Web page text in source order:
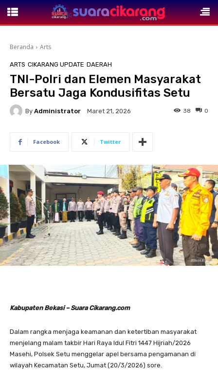
Beranda Arts
ARTS CIKARANG UPDATE DAERAH
TNI-Polri dan Elemen Masyarakat
Bersatu Jaga Kondusifitas Setu
By Administrator Maret 21, 2026 0
38
Facebook Twitter
Kabupaten Bekasi – Suara Cikarang.com
Dalam rangka menjaga keamanan dan ketertiban masyarakat
menjelang malam takbir Hari Raya Idul Fitri 1447 Hijriah/2026
Masehi, Polsek Setu menggelar apel bersama pengamanan di
wilayah Kecamatan Setu, Jumat (20/3/2026) sore.